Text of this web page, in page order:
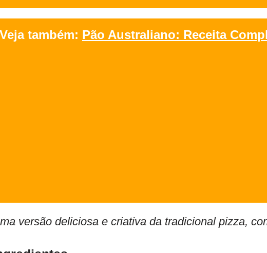
Veja também: Pão Australiano: Receita
versão deliciosa e criativa da tradicional pizza,